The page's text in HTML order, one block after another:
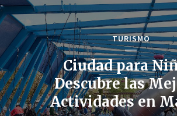
TURISMO
Ciudad para
Descubre las
Actividades en